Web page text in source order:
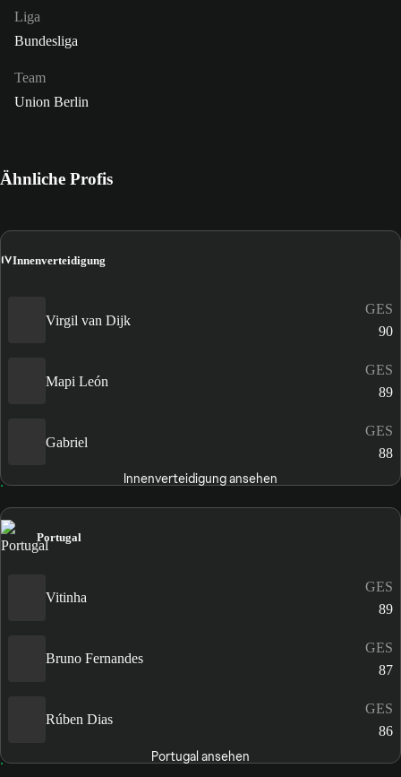
Liga
Bundesliga
Team
Union Berlin
Ähnliche Profis
IVInnenverteidigung
Virgil van Dijk
GES
90
Mapi León
GES
89
Gabriel
GES
88
Innenverteidigung ansehen
Portugal
Vitinha
GES
89
Bruno Fernandes
GES
87
Rúben Dias
GES
86
Portugal ansehen